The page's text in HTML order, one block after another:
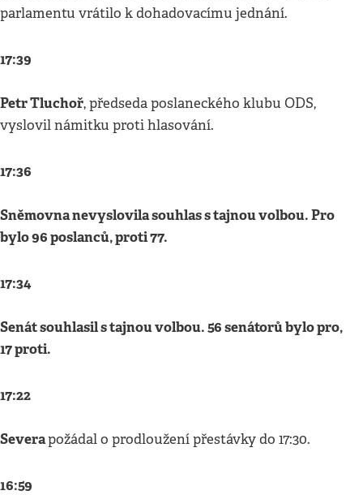
parlamentu vrátilo k dohadovacímu jednání.
17:39
Petr Tluchoř, předseda poslaneckého klubu ODS,
vyslovil námitku proti hlasování.
17:36
Sněmovna nevyslovila souhlas s tajnou volbou. Pro
bylo 96 poslanců, proti 77.
17:34
Senát souhlasil s tajnou volbou. 56 senátorů bylo pro,
17 proti.
17:22
Severapožádal o prodloužení přestávky do 17:30.
16:59